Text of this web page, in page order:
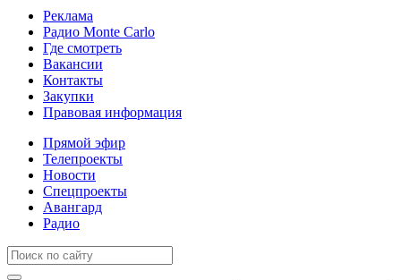
Реклама
Радио Monte Carlo
Где смотреть
Вакансии
Контакты
Закупки
Правовая информация
Прямой эфир
Телепроекты
Новости
Спецпроекты
Авангард
Радио